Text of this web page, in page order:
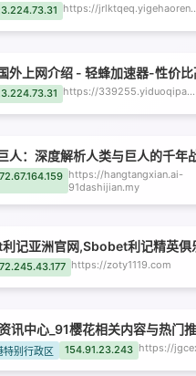
https://
外上网介绍 - 轻蜂加速器-性价
https://339255.yiduoqipa876.cn
人：深度解析人类与巨人的千年
https://hangtangxian.ai-
91dashijian.my
记亚洲官网,Sbobet利记精英俱
https://zoty1119.com
讯中心_91樱花相关内容与热门
特别行政区 154.91.23.243 https://